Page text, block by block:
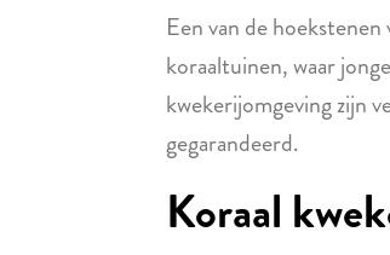
Een van de
koraaltuinen, waar
kwekerijomgeving zijn
gegarandeerd.
Koraal